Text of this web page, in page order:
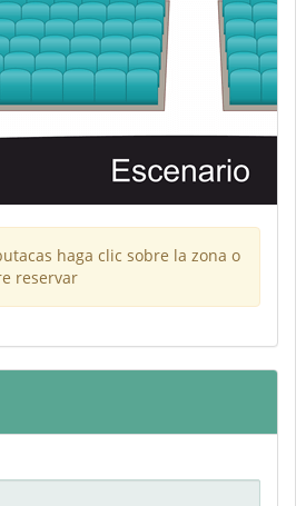
haga clic sobre la zona o
reservar